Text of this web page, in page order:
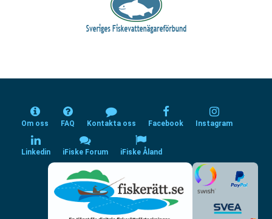
Om oss FAQ Kontakta oss Facebook Instagram
Linkedin iFiske Forum iFiske Åland